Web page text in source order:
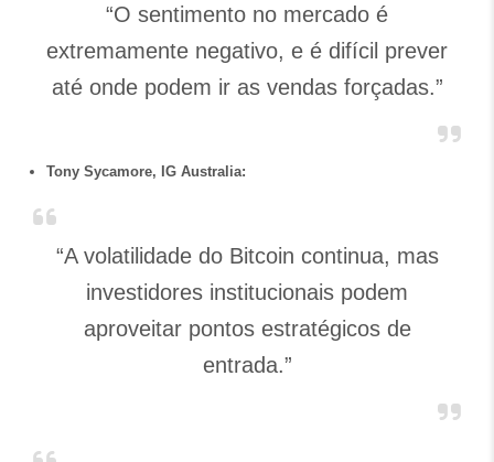
“O sentimento no mercado é
extremamente negativo, e é difícil prever
até onde podem ir as vendas forçadas.”
Tony Sycamore, IG Australia:
“A volatilidade do Bitcoin continua, mas
investidores institucionais podem
aproveitar pontos estratégicos de
entrada.”